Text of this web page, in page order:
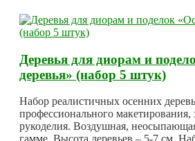
Деревья для диорам и
деревья» (набор 5 штук)
Набор реалистичных осенних
профессионального макетирования,
рукоделия. Воздушная,